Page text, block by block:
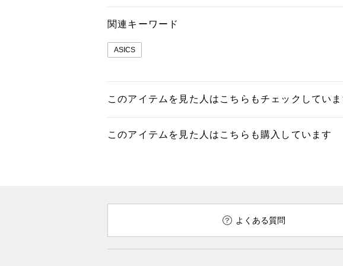
関連キーワード
ASICS
このアイテムを見た人はこちらもチェックしていま
このアイテムを見た人はこちらも購入しています
よくある質問